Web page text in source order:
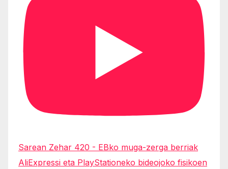
Sarean Zehar 420 - EBko muga-zerga berriak
AliExpressi eta PlayStationeko bideojoko fisikoen